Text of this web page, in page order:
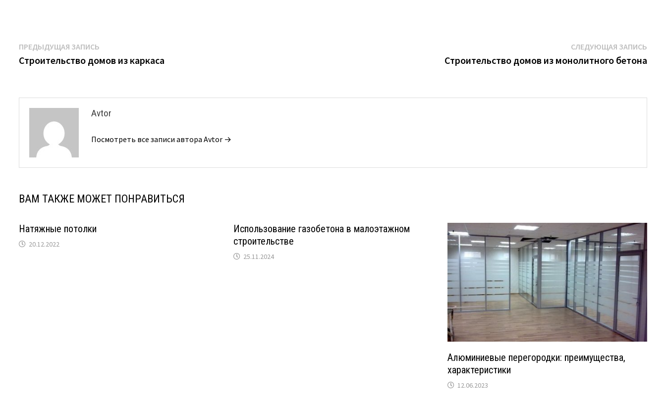
Навигация
по
ПРЕДЫДУЩАЯ ЗАПИСЬ
запись:
Строительство домов из каркаса
СЛЕДУЮЩАЯ ЗАПИСЬ
Строительство домов из монолитного бетона
Avtor
Посмотреть все записи автора Avtor →
ВАМ ТАКЖЕ МОЖЕТ ПОНРАВИТЬСЯ
Натяжные потолки
20.12.2022
Использование газобетона в малоэтажном
строительстве
25.11.2024
Алюминиевые перегородки: преимущества,
характеристики
12.06.2023